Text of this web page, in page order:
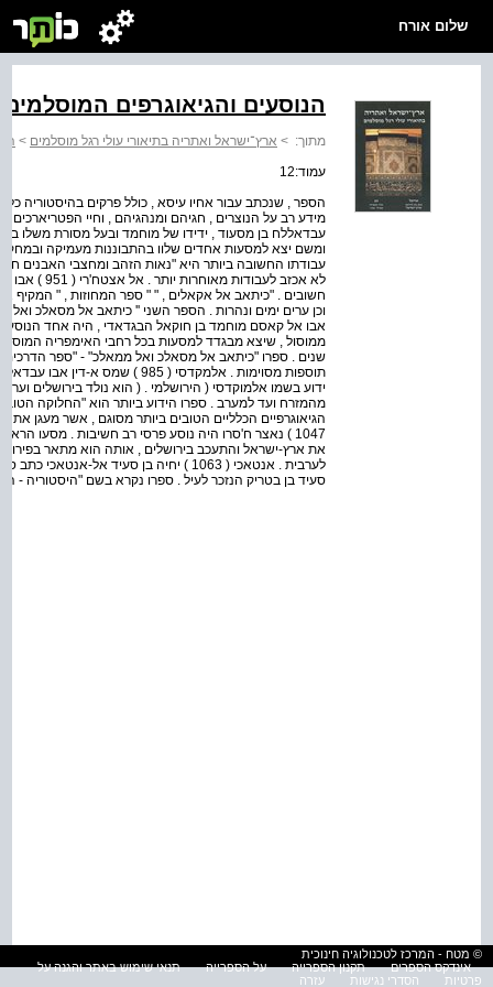
שלום אורח
הנוסעים והגיאוגרפים
מתוך: > ארץ־ישראל ואתריה בתיאורי עולי רגל מוסלמים >
עמוד:12
הספר , שנכתב עבור אחיו עיסא , כולל פרקים בהיסטוריה
עבדאללח בן מסעוד , ידידו של מוחמד ובעל מסורת משלו
ומשם יצא למסעות אחדים שלוו בהתבוננות מעמיקה
עבודתו החשובה ביותר היא "נאות הזהב ומחצבי האבנים
לא אכזב
חשובים . "כיתאב אל אקאלים , " " ספר המחוזות , " המקיף
אבו אל קאסם מוחמד בן חוקאל הבגדאדי , היה אחד
שנים . ספרו "כיתאב אל מסאלכ ואל ממאלכ" - "ספר
תוספות מסוימות . אלמקדסי ( 985
ידוע בשמו אלמוקדסי ( הירושלמי . ( הוא נולד בירושלים
מהמזרח ועד למערב . ספרו הידוע ביותר הוא "החלוקה
הגיאוגרפיים הכלליים הטובים ביותר מסוגם , אשר מעגן את
1047 ) נאצר ח'סרו היה נוסע פרסי רב חשיבות . מסעו
את ארץ-ישראל והתעכב בירושלים , אותה הוא מתאר
לערבית . אנטאכי ( 1063 ) יחיה בן סעיד
סעיד בן בטריק הנזכר לעיל . ספרו נקרא בשם "היסטוריה -
© מטח - המרכז לטכנולוגיה חינוכית
אינדקס הספרים
תקנון הספרייה על הספרייה
תנאי שימוש באתר והגנה על
פרטיות
הסדרי נגישות עזרה